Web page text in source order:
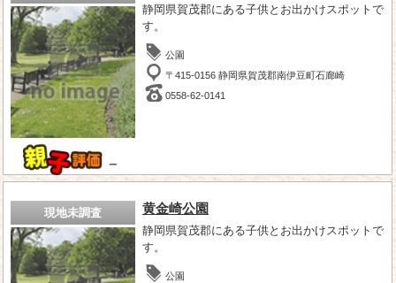
－
静岡県賀茂郡にある子供とお出かけスポットで
す。
公園
〒415-0156 静岡県賀茂郡南伊豆町石廊崎
0558-62-0141
現地未調査 黄金崎公園
静岡県賀茂郡にある子供とお出かけスポットで
す。
公園